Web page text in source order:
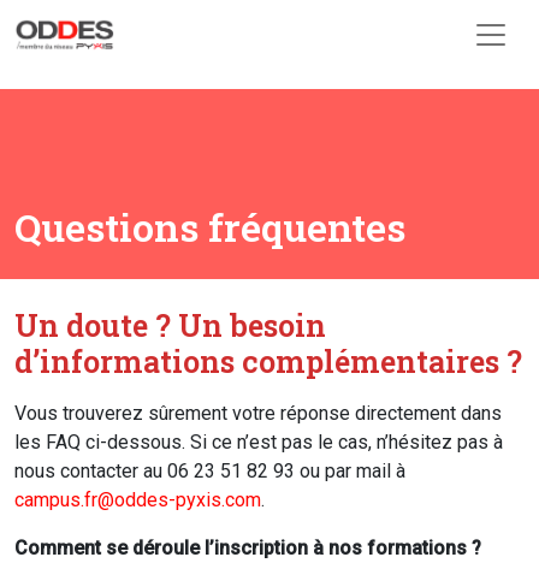
Questions fréquentes
Un doute ? Un besoin
d’informations complémentaires ?
Vous trouverez sûrement votre réponse directement dans
les FAQ ci-dessous. Si ce n’est pas le cas, n’hésitez pas à
nous contacter au 06 23 51 82 93 ou par mail à
campus.fr@oddes-pyxis.com.
Comment se déroule l’inscription à nos formations ?